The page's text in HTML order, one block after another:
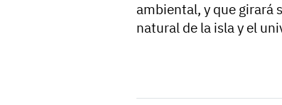
ambiental, y que girará
natural de la isla y el